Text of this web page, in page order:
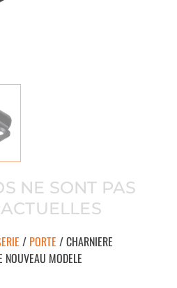
NE SONT PAS
/ PORTE / CHARNIERE
MODELE